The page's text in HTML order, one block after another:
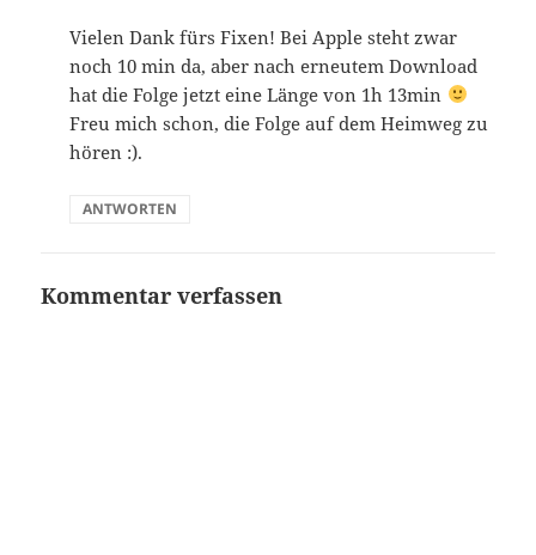
Vielen Dank fürs Fixen! Bei Apple steht zwar
noch 10 min da, aber nach erneutem Download
hat die Folge jetzt eine Länge von 1h 13min
Freu mich schon, die Folge auf dem Heimweg zu
hören :).
ANTWORTEN
Kommentar verfassen